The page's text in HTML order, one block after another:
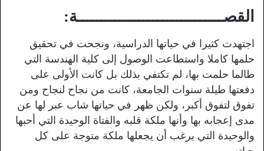
القصـــــــــــــــــــــــــــــــة:
اجتهدت كثيرا في حياتها الدراسية، ونجحت في تحقيق
حلمها كاملا واستطاعت الوصول إلى كلية الهندسة التي
طالما حلمت بها، لم تكتفي بذلك بل كانت الأولى على
دفعتها طيلة سنوات الجامعة، كانت من نجاح لنجاح ومن
تفوق لتفوق أكبر، ولكن ظهر في حياتها شاب عبر لها عن
مدى إعجابه بها وأنها ملكة قلبه والفتاة الوحيدة التي أحبها
والوحيدة التي يرغب أن يجعلها ملكة متوجة على كل